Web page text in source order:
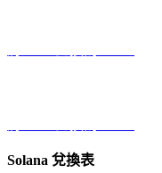
Solana 兌換表